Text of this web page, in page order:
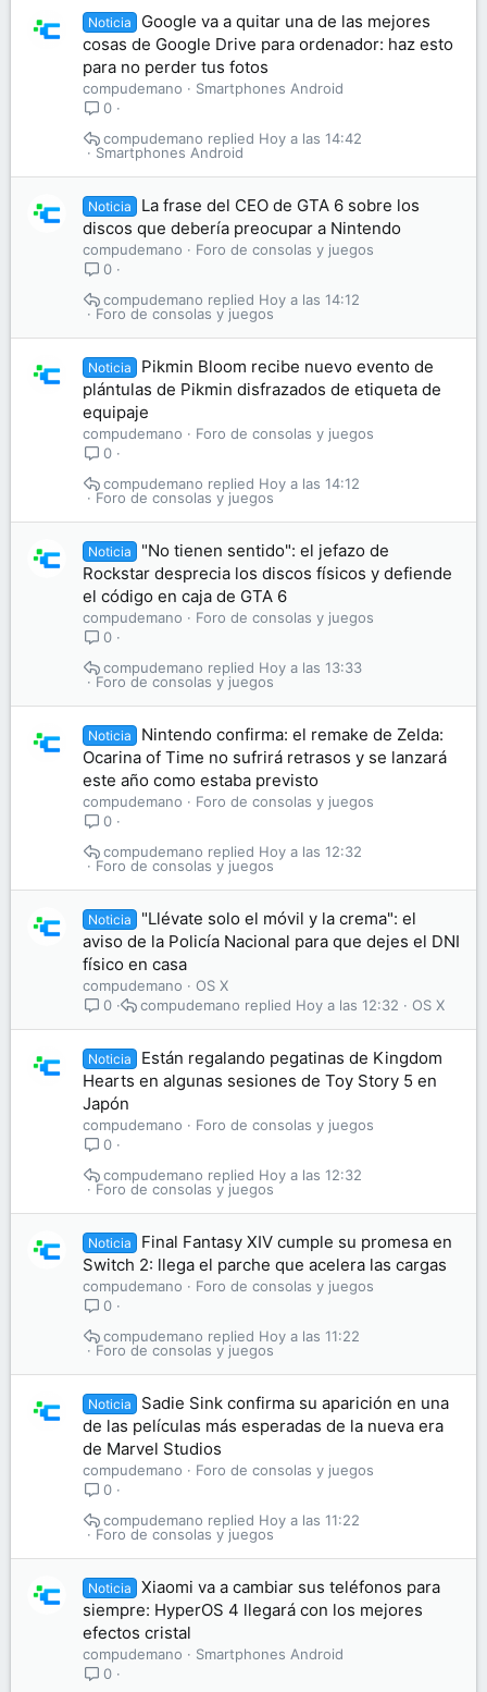
Noticia
Google va a quitar una de las mejores
cosas de Google Drive para ordenador: haz esto
para no perder tus fotos
compudemano
Smartphones Android
0
Smartphones Android
Hoy a las 14:42
compudemano
Noticia
La frase del CEO de GTA 6 sobre los
discos que debería preocupar a Nintendo
compudemano
Foro de consolas y juegos
0
Foro de consolas y juegos
Hoy a las 14:12
compudemano
Noticia
Pikmin Bloom recibe nuevo evento de
plántulas de Pikmin disfrazados de etiqueta de
equipaje
compudemano
Foro de consolas y juegos
0
Foro de consolas y juegos
Hoy a las 14:12
compudemano
Noticia
"No tienen sentido": el jefazo de
Rockstar desprecia los discos físicos y defiende
el código en caja de GTA 6
compudemano
Foro de consolas y juegos
0
Foro de consolas y juegos
Hoy a las 13:33
compudemano
Noticia
Nintendo confirma: el remake de Zelda:
Ocarina of Time no sufrirá retrasos y se lanzará
este año como estaba previsto
compudemano
Foro de consolas y juegos
0
Foro de consolas y juegos
Hoy a las 12:32
compudemano
Noticia
"Llévate solo el móvil y la crema": el
aviso de la Policía Nacional para que dejes el DNI
físico en casa
compudemano
OS X
0
OS X
Hoy a las 12:32
compudemano
Noticia
Están regalando pegatinas de Kingdom
Hearts en algunas sesiones de Toy Story 5 en
Japón
compudemano
Foro de consolas y juegos
0
Foro de consolas y juegos
Hoy a las 12:32
compudemano
Noticia
Final Fantasy XIV cumple su promesa en
Switch 2: llega el parche que acelera las cargas
compudemano
Foro de consolas y juegos
0
Foro de consolas y juegos
Hoy a las 11:22
compudemano
Noticia
Sadie Sink confirma su aparición en una
de las películas más esperadas de la nueva era
de Marvel Studios
compudemano
Foro de consolas y juegos
0
Foro de consolas y juegos
Hoy a las 11:22
compudemano
Noticia
Xiaomi va a cambiar sus teléfonos para
siempre: HyperOS 4 llegará con los mejores
efectos cristal
compudemano
Smartphones Android
0